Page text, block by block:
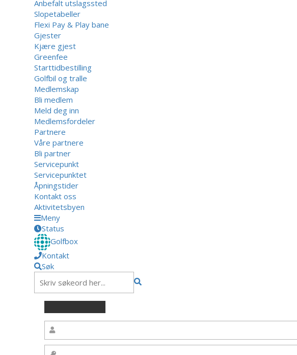
Anbefalt utslagssted
Slopetabeller
Flexi Pay & Play bane
Gjester
Kjære gjest
Greenfee
Starttidbestilling
Golfbil og tralle
Medlemskap
Bli medlem
Meld deg inn
Medlemsfordeler
Partnere
Våre partnere
Bli partner
Servicepunkt
Servicepunktet
Åpningstider
Kontakt oss
Aktivitetsbyen
Meny
Status
Golfbox
Kontakt
Søk